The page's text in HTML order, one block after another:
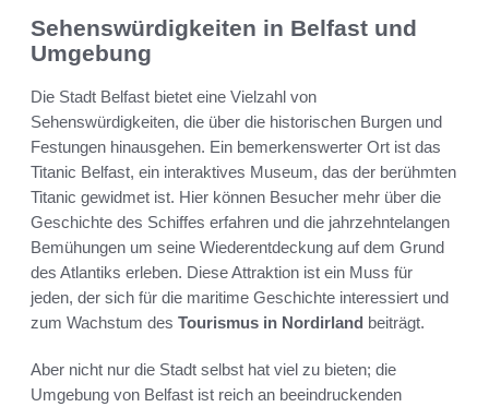
Sehenswürdigkeiten in Belfast und
Umgebung
Die Stadt Belfast bietet eine Vielzahl von
Sehenswürdigkeiten, die über die historischen Burgen und
Festungen hinausgehen. Ein bemerkenswerter Ort ist das
Titanic Belfast, ein interaktives Museum, das der berühmten
Titanic gewidmet ist. Hier können Besucher mehr über die
Geschichte des Schiffes erfahren und die jahrzehntelangen
Bemühungen um seine Wiederentdeckung auf dem Grund
des Atlantiks erleben. Diese Attraktion ist ein Muss für
jeden, der sich für die maritime Geschichte interessiert und
zum Wachstum des Tourismus in Nordirland beiträgt.
Aber nicht nur die Stadt selbst hat viel zu bieten; die
Umgebung von Belfast ist reich an beeindruckenden